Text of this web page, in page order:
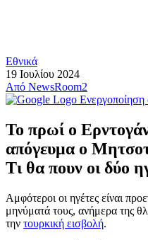
Εθνικά
19 Ιουλίου 2024
Από NewsRoom2
Το πρωί ο
απόγευμα ο
Τι θα πουν οι δύο
Αμφότεροι οι ηγέτες είναι
μηνύματά τους, ανήμερα της
την τουρκική εισβολή.